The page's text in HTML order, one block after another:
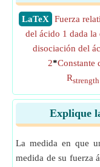
​LaTeX Fuerza
del ácido 1 dada la
disociación del
2*Constante
Rstrength
Explique
La medida en que
medida de su fuerza